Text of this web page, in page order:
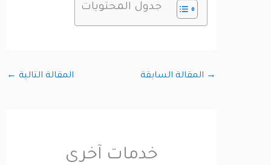
جدول المحتويات
المقالة السابقة المقالة التالية←
خدمات آخرى